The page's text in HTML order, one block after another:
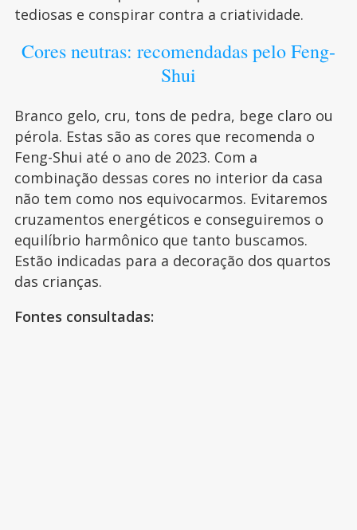
tediosas e conspirar contra a criatividade.
Cores neutras: recomendadas pelo Feng-
Shui
Branco gelo, cru, tons de pedra, bege claro ou
pérola. Estas são as cores que recomenda o
Feng-Shui até o ano de 2023. Com a
combinação dessas cores no interior da casa
não tem como nos equivocarmos. Evitaremos
cruzamentos energéticos e conseguiremos o
equilíbrio harmônico que tanto buscamos.
Estão indicadas para a decoração dos quartos
das crianças.
Fontes consultadas: